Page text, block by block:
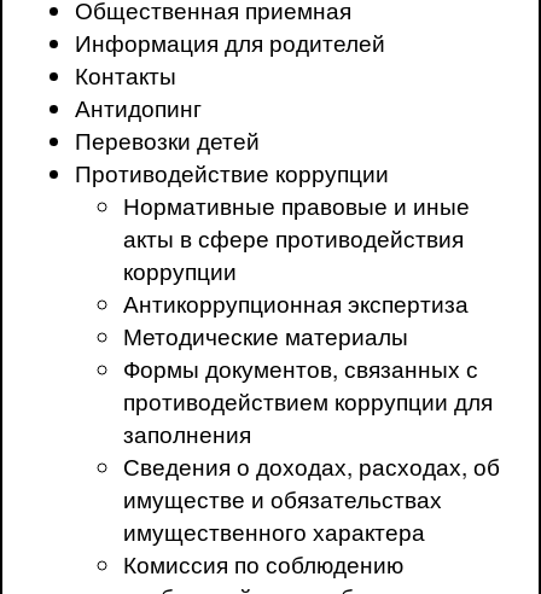
Общественная приемная
Информация для родителей
Контакты
Антидопинг
Перевозки детей
Противодействие коррупции
Нормативные правовые и иные
акты в сфере противодействия
коррупции
Антикоррупционная экспертиза
Методические материалы
Формы документов, связанных с
противодействием коррупции для
заполнения
Сведения о доходах, расходах, об
имуществе и обязательствах
имущественного характера
Комиссия по соблюдению